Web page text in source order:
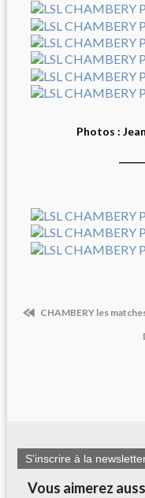
Photos :
CHAMBERY les
S'inscrire à la
Vous aimerez